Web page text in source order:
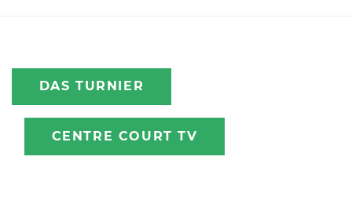
DAS TURNIER
CENTRE COURT TV